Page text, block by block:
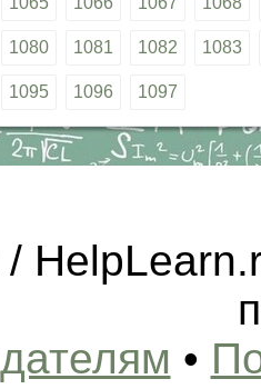
1080 1081 1082 1083
1095 1096 1097
/
•